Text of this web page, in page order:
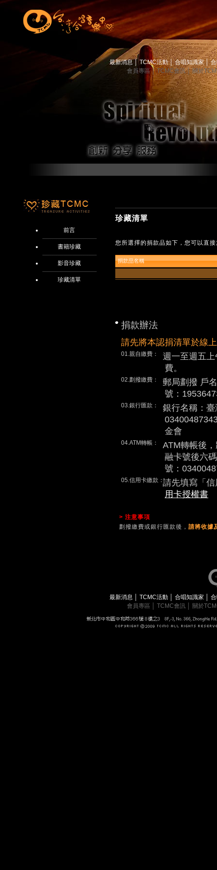
最新消息 TCMC活動│ 合唱知識家│
會員專區│ TCMC會訊│ 關於
前言
書籍珍藏
影音珍藏
珍藏清單
珍藏清單
您所選擇的捐款品如下，您可以直
捐款品名稱
捐款辦法
請先將本認捐清單於線
01.親自繳費：
週一至週五
費。
02.劃撥繳費：
郵局劃撥 戶
號：
03.銀行匯款：
銀行名稱：
金會
04.ATM轉帳：
ATM轉帳後
融卡號後六
號：
05.信用卡繳款：請先填寫「
用卡授權書
> 注意事項
劃撥繳費或銀行匯款後， 請將收據
最新消息 TCMC活動 合唱知識家
會員專區
TCMC會訊 關於